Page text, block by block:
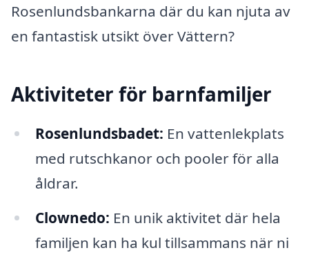
Rosenlundsbankarna där du kan njuta av
en fantastisk utsikt över Vättern?
Aktiviteter för barnfamiljer
Rosenlundsbadet: En vattenlekplats
med rutschkanor och pooler för alla
åldrar.
Clownedo: En unik aktivitet där hela
familjen kan ha kul tillsammans när ni